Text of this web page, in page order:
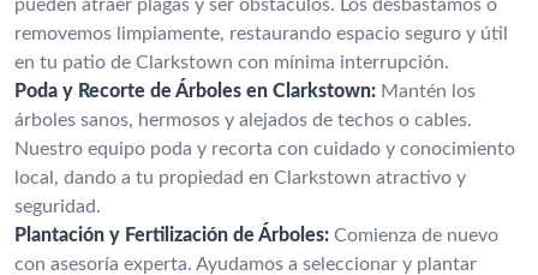
pueden atraer plagas y ser obstáculos. Los desbastamos o
removemos limpiamente, restaurando espacio seguro y útil
en tu patio de Clarkstown con mínima interrupción.
Poda y Recorte de Árboles en Clarkstown: Mantén los
árboles sanos, hermosos y alejados de techos o cables.
Nuestro equipo poda y recorta con cuidado y conocimiento
local, dando a tu propiedad en Clarkstown atractivo y
seguridad.
Plantación y Fertilización de Árboles: Comienza de nuevo
con asesoría experta. Ayudamos a seleccionar y plantar